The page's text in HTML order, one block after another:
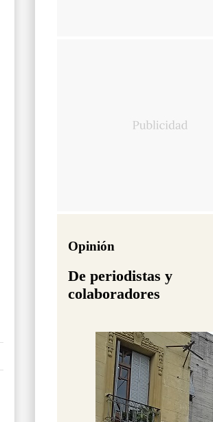
Opinión
De periodistas y
colaboradores